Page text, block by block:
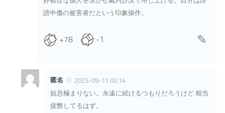
謗中傷の被害者だという印象操作。
+78 -1
匿名
2025-09-11 00:14
姑息極まりない。永遠に続けるつもりだろうけど 相当
疲弊してるはず。